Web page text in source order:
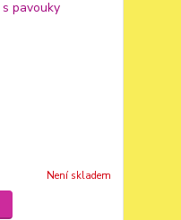
Není skladem